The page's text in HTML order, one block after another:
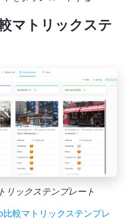
マトリックステ
リックステンプレート
比較マトリックステンプレ